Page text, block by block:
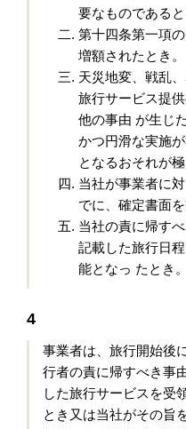
要なものであると
第十四条第一項
増額されたとき。
天災地変、戦乱
旅行サービス提
他の事由 が生じ
かつ円滑な実施
となるおそれが
当社が事業者に
でに、確定書面
当社の責に帰す
記載した旅行日
能となっ たとき。
4
事業者は、旅行開始後
行者の責に帰すべき事
した旅行サービスを受
とき又は当社がその旨